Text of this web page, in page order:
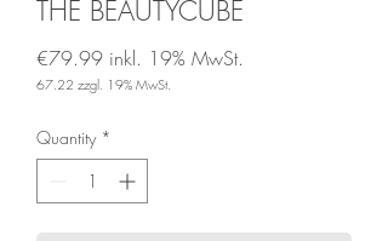
THE BEAUTYCUBE
€79.99 inkl. 19% MwSt.
67.22 zzgl. 19% MwSt.
Quantity *